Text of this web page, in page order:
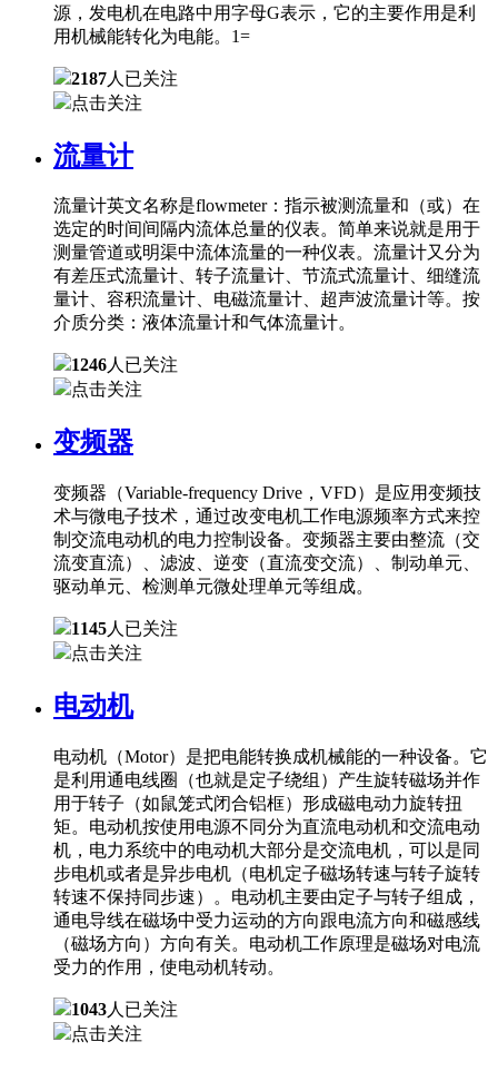
源，发电机在电路中用字母G表示，它的主要作用是利
用机械能转化为电能。1=
2187人已关注
点击关注
流量计
流量计英文名称是flowmeter：指示被测流量和（或）在
选定的时间间隔内流体总量的仪表。简单来说就是用于
测量管道或明渠中流体流量的一种仪表。流量计又分为
有差压式流量计、转子流量计、节流式流量计、细缝流
量计、容积流量计、电磁流量计、超声波流量计等。按
介质分类：液体流量计和气体流量计。
1246人已关注
点击关注
变频器
变频器（Variable-frequency Drive，VFD）是应用变频技
术与微电子技术，通过改变电机工作电源频率方式来控
制交流电动机的电力控制设备。变频器主要由整流（交
流变直流）、滤波、逆变（直流变交流）、制动单元、
驱动单元、检测单元微处理单元等组成。
1145人已关注
点击关注
电动机
电动机（Motor）是把电能转换成机械能的一种设备。它
是利用通电线圈（也就是定子绕组）产生旋转磁场并作
用于转子（如鼠笼式闭合铝框）形成磁电动力旋转扭
矩。电动机按使用电源不同分为直流电动机和交流电动
机，电力系统中的电动机大部分是交流电机，可以是同
步电机或者是异步电机（电机定子磁场转速与转子旋转
转速不保持同步速）。电动机主要由定子与转子组成，
通电导线在磁场中受力运动的方向跟电流方向和磁感线
（磁场方向）方向有关。电动机工作原理是磁场对电流
受力的作用，使电动机转动。
1043人已关注
点击关注